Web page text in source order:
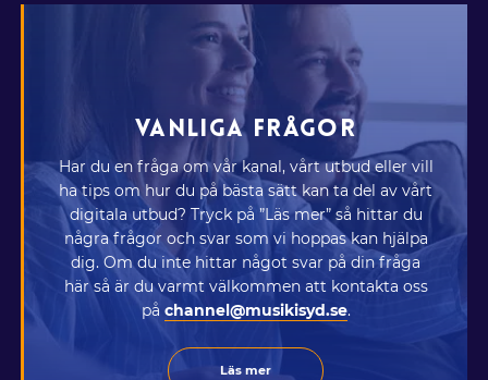
VANLIGA FRÅGOR
Har du en fråga om vår kanal, vårt utbud eller vill
ha tips om hur du på bästa sätt kan ta del av vårt
digitala utbud? Tryck på ”Läs mer” så hittar du
några frågor och svar som vi hoppas kan hjälpa
dig. Om du inte hittar något svar på din fråga
här så är du varmt välkommen att kontakta oss
på channel@musikisyd.se.
Läs mer